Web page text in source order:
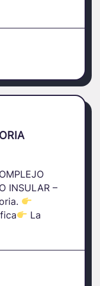
INSULAR –
La